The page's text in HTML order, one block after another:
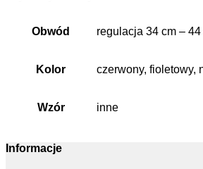
Obwód regulacja 34 cm – 44
Kolor czerwony, fioletowy,
Wzór inne
Informacje